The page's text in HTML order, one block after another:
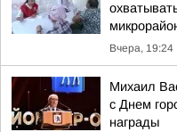
Вчера, 19:24
Михаил
с Днем
награды